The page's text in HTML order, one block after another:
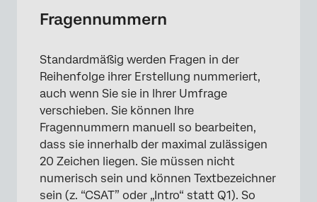
Fragennummern
Standardmäßig werden Fragen in der
Reihenfolge ihrer Erstellung nummeriert,
auch wenn Sie sie in Ihrer Umfrage
verschieben. Sie können Ihre
Fragennummern manuell so bearbeiten,
dass sie innerhalb der maximal zulässigen
20 Zeichen liegen. Sie müssen nicht
numerisch sein und können Textbezeichner
sein (z. “CSAT” oder „Intro“ statt Q1). So